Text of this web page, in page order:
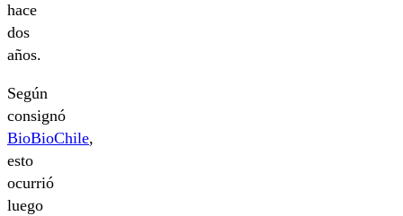
hace
dos
años.
Según
consignó
BioBioChile,
esto
ocurrió
luego